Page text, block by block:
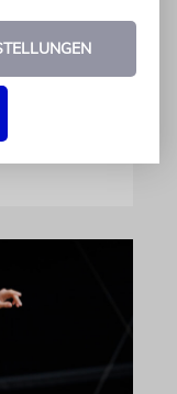
würdigt
Levit ist